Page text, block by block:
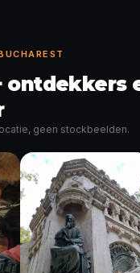
ontdekkers
geen stockbeelden.